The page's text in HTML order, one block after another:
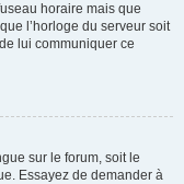
horaire mais que
l’horloge du serveur soit
lui communiquer ce
sur le forum, soit le
Essayez de demander à